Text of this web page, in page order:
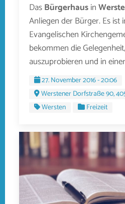
DasBürgerhausin
Anliegen der Bürger. Es ist
Evangelischen
bekommen die
auszuprobieren und in
27. November 2016 - 20:06
Werstener Dorfstraße 90,
Wersten
Freizeit